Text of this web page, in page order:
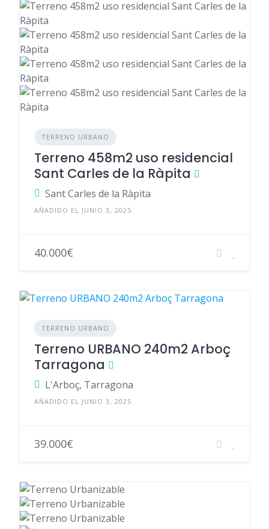
TERRENO URBANO
Terreno 458m2 uso residencial
Sant Carles de la Ràpita
Sant Carles de la Ràpita
AÑADIDO EL JUNIO 3, 2025
40.000€
TERRENO URBANO
Terreno URBANO 240m2 Arboç
Tarragona
L'Arboç, Tarragona
AÑADIDO EL JUNIO 3, 2025
39.000€